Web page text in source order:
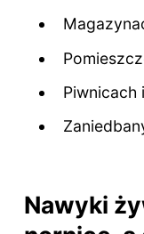
Piwnicach
Nawyki